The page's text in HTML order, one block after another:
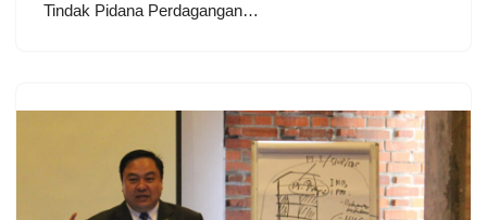
Tindak Pidana Perdagangan…